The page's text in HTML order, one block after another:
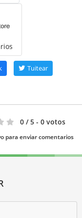
Tuitear
0 / 5 - 0 votos
para enviar comentarios